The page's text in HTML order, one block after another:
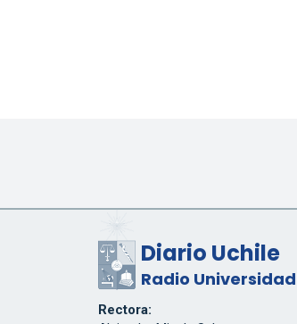
Diario Uchile
Radio
Rectora: